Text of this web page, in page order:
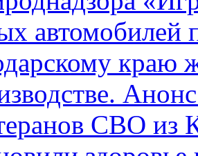
автомобилей
краю
СВО из